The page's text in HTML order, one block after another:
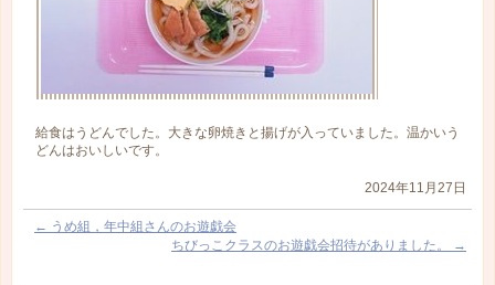
給食はうどんでした。大きな卵焼きと揚げが入っていました。温かいう
どんはおいしいです。
2024年11月27日
← うめ組，年中組さんのお遊戯会
ちびっこクラスのお遊戯会招待がありました。
→